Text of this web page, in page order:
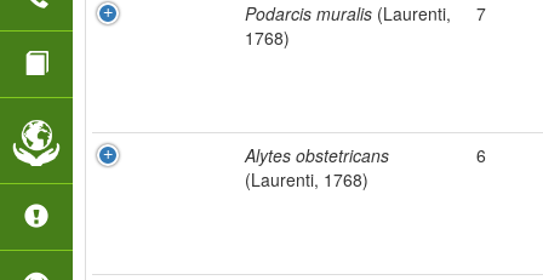
Podarcis muralis (Laurenti,
1768)
7
Alytes obstetricans
(Laurenti, 1768)
6